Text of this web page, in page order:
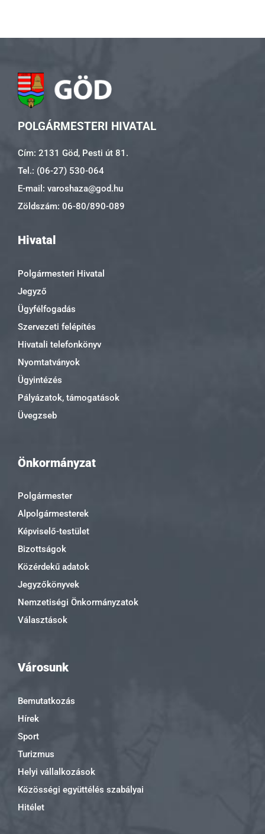
POLGÁRMESTERI HIVATAL
Cím: 2131 Göd, Pesti út 81.
Tel.: (06-27) 530-064
E-mail: varoshaza@god.hu
Zöldszám: 06-80/890-089
Hivatal
Polgármesteri Hivatal
Jegyző
Ügyfélfogadás
Szervezeti felépítés
Hivatali telefonkönyv
Nyomtatványok
Ügyintézés
Pályázatok, támogatások
Üvegzseb
Önkormányzat
Polgármester
Alpolgármesterek
Képviselő-testület
Bizottságok
Közérdekű adatok
Jegyzőkönyvek
Nemzetiségi Önkormányzatok
Választások
Városunk
Bemutatkozás
Hírek
Sport
Turizmus
Helyi vállalkozások
Közösségi együttélés szabályai
Hitélet